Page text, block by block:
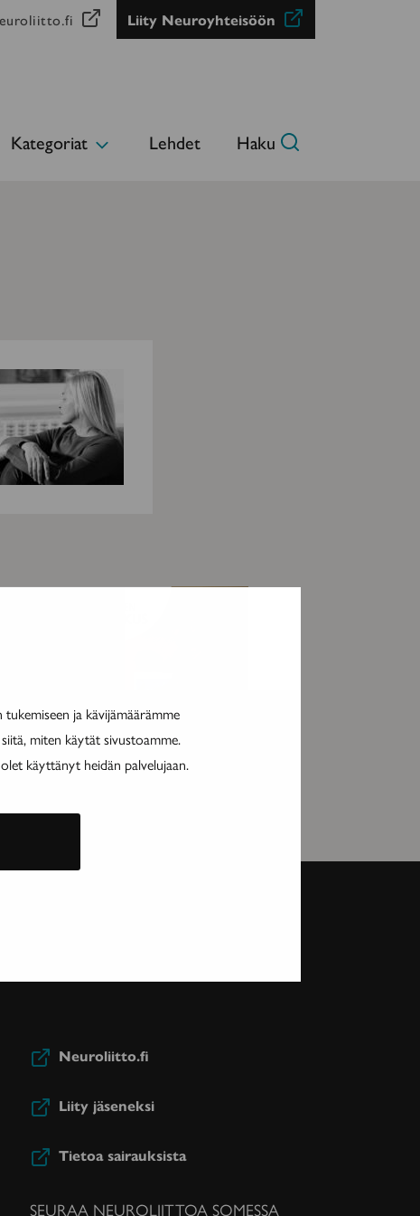
ja kävijämäärämme
miten käytät sivustoamme.
käyttänyt heidän palvelujaan.
Liity Neuroyhteisöön
Kategoriat
Lehdet Haku
Neuroliitto.fi
Liity jäseneksi
Tietoa sairauksista
SEURAA NEUROLIITTOA SOMESSA